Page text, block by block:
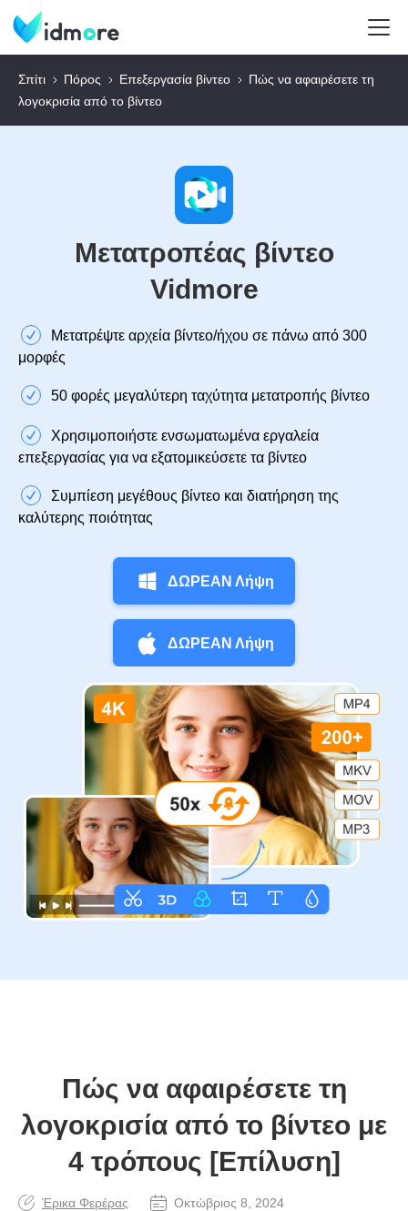
Σπίτι Πόρος Επεξεργασία βίντεο
Πώς να αφαιρέσετε τη
λογοκρισία από το βίντεο
Μετατροπέας βίντεο
Vidmore
Μετατρέψτε αρχεία βίντεο/ήχου σε πάνω από 300
μορφές
50 φορές μεγαλύτερη ταχύτητα μετατροπής βίντεο
Χρησιμοποιήστε ενσωματωμένα εργαλεία
επεξεργασίας για να εξατομικεύσετε τα βίντεο
Συμπίεση μεγέθους βίντεο και διατήρηση της
καλύτερης ποιότητας
ΔΩΡΕΑΝ Λήψη
ΔΩΡΕΑΝ Λήψη
Πώς να αφαιρέσετε τη
λογοκρισία από το βίντεο με
4 τρόπους [Επίλυση]
Έρικα Φερέρας
Οκτώβριος 8, 2024